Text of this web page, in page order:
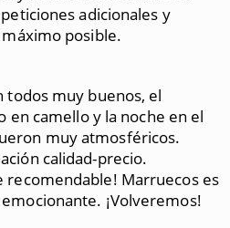
adicionales y
posible.
muy buenos, el
camello y la noche en el
muy atmosféricos.
calidad-precio.
recomendable! Marruecos es
¡Volveremos!